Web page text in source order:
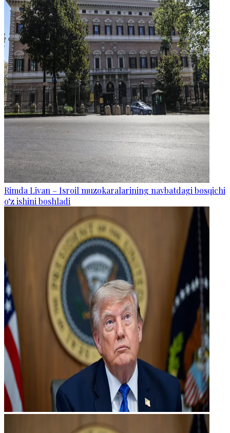
Rimda Livan – Isroil muzokaralarining navbatdagi bosqichi
o‘z ishini boshladi